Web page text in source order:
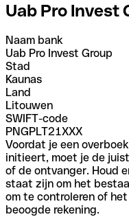
Uab Pro Invest
Naam bank
Uab Pro Invest Group
Stad
Kaunas
Land
Litouwen
SWIFT-code
PNGPLT21XXX
Voordat je een
initieert, moet je de
of de ontvanger. Houd
staat zijn om het
om te controleren of
beoogde rekening.